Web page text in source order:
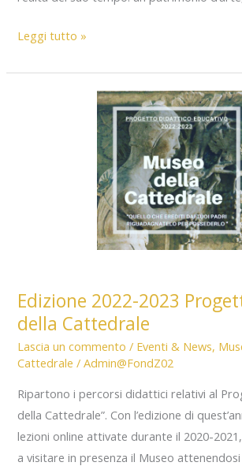
Edizione
2024
Leggi tutto »
Edizione 2022-2023
della Cattedrale
Lascia un commento / Eventi & News,
Cattedrale /Admin@FondZ02
Ripartono i percorsi didattici relativi al
della Cattedrale”. Con l’edizione di
lezioni online attivate durante il 2020-
a visitare in presenza il Museo